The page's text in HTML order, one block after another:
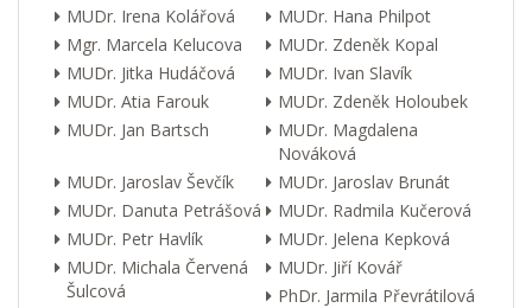
MUDr. Irena Kolářová
MUDr. Hana Philpot
Mgr. Marcela Kelucova
MUDr. Zdeněk Kopal
MUDr. Jitka Hudáčová
MUDr. Ivan Slavík
MUDr. Atia Farouk
MUDr. Zdeněk Holoubek
MUDr. Jan Bartsch
MUDr. Magdalena
Nováková
MUDr. Jaroslav Ševčík
MUDr. Jaroslav Brunát
MUDr. Danuta Petrášová
MUDr. Radmila Kučerová
MUDr. Petr Havlík
MUDr. Jelena Kepková
MUDr. Michala Červená
Šulcová
MUDr. Jiří Kovář
PhDr. Jarmila Převrátilová